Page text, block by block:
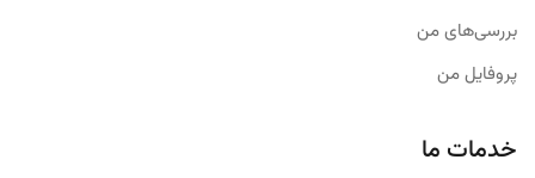
امکان اتصال مستقیم دستگاه به شارژر در زمانیکه شارژ دستگاه به صفر
بررسی‌های من
پروفایل من
خدمات ما